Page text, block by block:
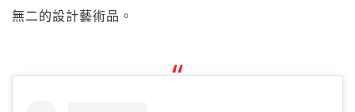
無二的設計藝術品。